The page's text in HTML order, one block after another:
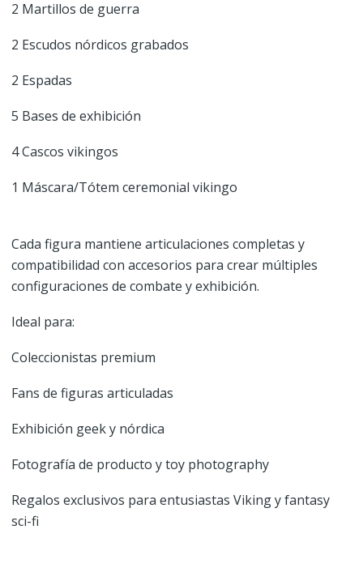
2 Martillos de guerra
2 Escudos nórdicos grabados
2 Espadas
5 Bases de exhibición
4 Cascos vikingos
1 Máscara/Tótem ceremonial vikingo
Cada figura mantiene articulaciones completas y
compatibilidad con accesorios para crear múltiples
configuraciones de combate y exhibición.
Ideal para:
Coleccionistas premium
Fans de figuras articuladas
Exhibición geek y nórdica
Fotografía de producto y toy photography
Regalos exclusivos para entusiastas Viking y fantasy
sci-fi